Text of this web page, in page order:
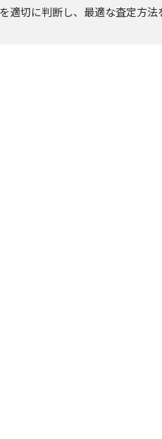
切に判断し、最適な査定方法